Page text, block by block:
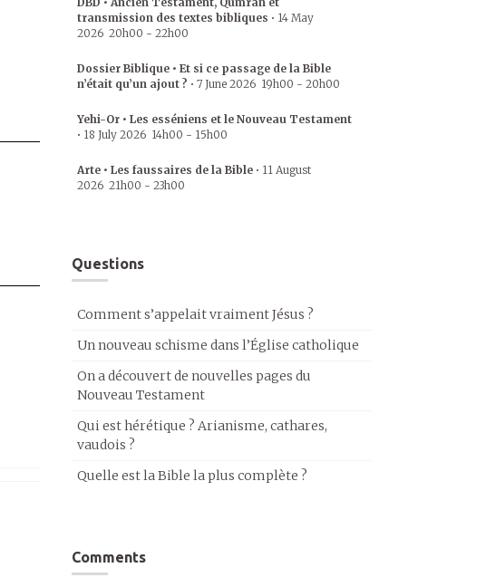
transmission des textes bibliques • 14 May
2026 20h00 - 22h00
Dossier Biblique • Et si ce passage de la Bible
n’était qu’un ajout ? • 7 June 2026 19h00 - 20h00
Yehi-Or • Les esséniens et le Nouveau Testament
• 18 July 2026 14h00 - 15h00
Arte • Les faussaires de la Bible • 11 August
2026 21h00 - 23h00
Questions
Comment s’appelait vraiment Jésus ?
Un nouveau schisme dans l’Église catholique
On a découvert de nouvelles pages du
Nouveau Testament
Qui est hérétique ? Arianisme, cathares,
vaudois ?
Quelle est la Bible la plus complète ?
Comments